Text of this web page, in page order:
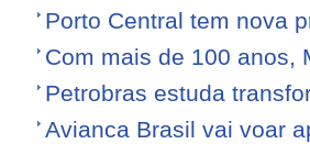
Porto Central tem nova
Com mais de 100 anos,
Petrobras estuda
Avianca Brasil vai voar